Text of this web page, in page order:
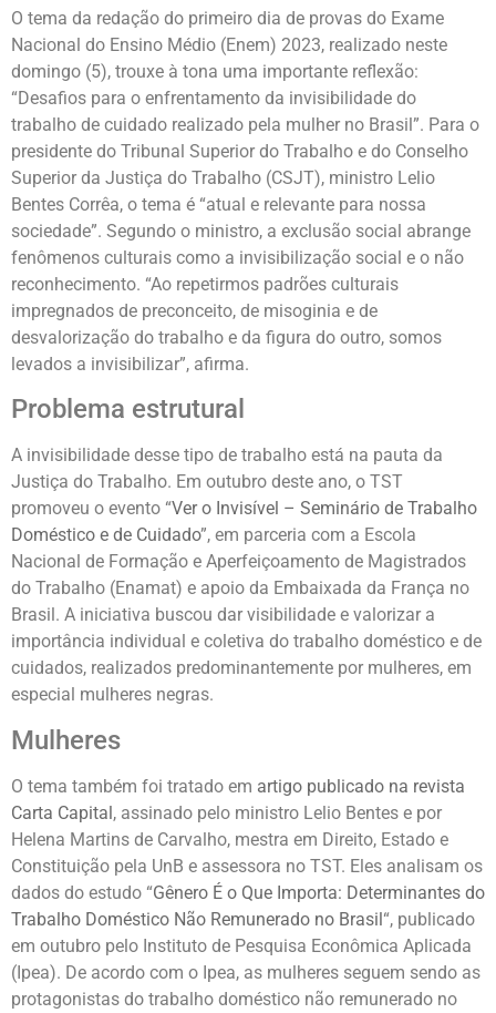
O tema da redação do primeiro dia de provas do Exame
Nacional do Ensino Médio (Enem) 2023, realizado neste
domingo (5), trouxe à tona uma importante reflexão:
“Desafios para o enfrentamento da invisibilidade do
trabalho de cuidado realizado pela mulher no Brasil”. Para o
presidente do Tribunal Superior do Trabalho e do Conselho
Superior da Justiça do Trabalho (CSJT), ministro Lelio
Bentes Corrêa, o tema é “atual e relevante para nossa
sociedade”. Segundo o ministro, a exclusão social abrange
fenômenos culturais como a invisibilização social e o não
reconhecimento. “Ao repetirmos padrões culturais
impregnados de preconceito, de misoginia e de
desvalorização do trabalho e da figura do outro, somos
levados a invisibilizar”, afirma.
Problema estrutural
A invisibilidade desse tipo de trabalho está na pauta da
Justiça do Trabalho. Em outubro deste ano, o TST
promoveu o evento “Ver o Invisível – Seminário de Trabalho
Doméstico e de Cuidado”, em parceria com a Escola
Nacional de Formação e Aperfeiçoamento de Magistrados
do Trabalho (Enamat) e apoio da Embaixada da França no
Brasil. A iniciativa buscou dar visibilidade e valorizar a
importância individual e coletiva do trabalho doméstico e de
cuidados, realizados predominantemente por mulheres, em
especial mulheres negras.
Mulheres
O tema também foi tratado em artigo publicado na revista
Carta Capital, assinado pelo ministro Lelio Bentes e por
Helena Martins de Carvalho, mestra em Direito, Estado e
Constituição pela UnB e assessora no TST. Eles analisam os
dados do estudo “Gênero É o Que Importa: Determinantes do
Trabalho Doméstico Não Remunerado no Brasil“, publicado
em outubro pelo Instituto de Pesquisa Econômica Aplicada
(Ipea). De acordo com o Ipea, as mulheres seguem sendo as
protagonistas do trabalho doméstico não remunerado no